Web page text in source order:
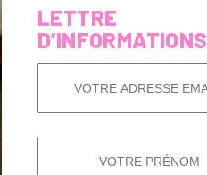
LETTRE
D’INFORMATIONS